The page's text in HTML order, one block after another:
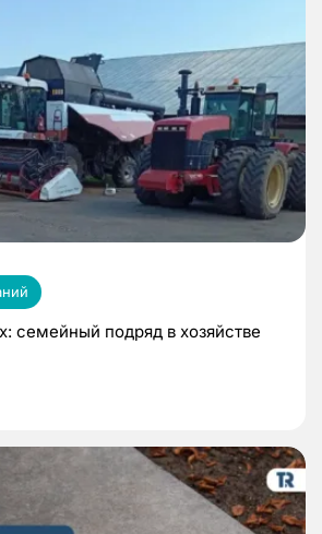
семейный подряд в хозяйстве